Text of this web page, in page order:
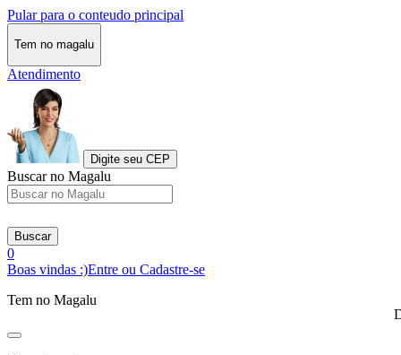
Pular para o conteudo principal
Tem no magalu
Atendimento
Digite seu CEP
Buscar no Magalu
Buscar
0
Boas vindas :)Entre ou Cadastre-se
Tem no Magalu